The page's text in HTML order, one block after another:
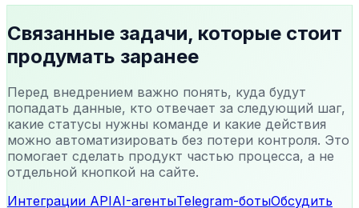
Связанные задачи, которые стоит
продумать заранее
Перед внедрением важно понять, куда будут
попадать данные, кто отвечает за следующий шаг,
какие статусы нужны команде и какие действия
можно автоматизировать без потери контроля. Это
помогает сделать продукт частью процесса, а не
отдельной кнопкой на сайте.
Интеграции APIAI-агентыTelegram-ботыОбсудить